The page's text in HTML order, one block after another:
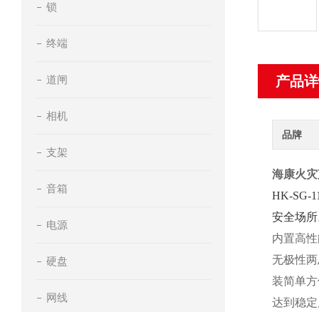
锁
终端
道闸
相机
支架
音箱
电源
硬盘
网线
产品
品牌
海康火
HK-SG-
安全场
内置高
无极性
装简单
达到稳